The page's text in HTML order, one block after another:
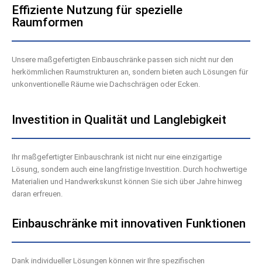
Effiziente Nutzung für spezielle
Raumformen
Unsere maßgefertigten Einbauschränke passen sich nicht nur den
herkömmlichen Raumstrukturen an, sondern bieten auch Lösungen für
unkonventionelle Räume wie Dachschrägen oder Ecken.
Investition in Qualität und Langlebigkeit
Ihr maßgefertigter Einbauschrank ist nicht nur eine einzigartige
Lösung, sondern auch eine langfristige Investition. Durch hochwertige
Materialien und Handwerkskunst können Sie sich über Jahre hinweg
daran erfreuen.
Einbauschränke mit innovativen Funktionen
Dank individueller Lösungen können wir Ihre spezifischen